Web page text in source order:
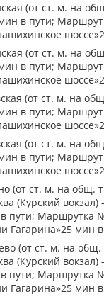
(от ст. м. на
в пути;
(от ст. м. на
в пути;
(от ст. м. на
в пути;
(от ст. м. на
в пути;
(от ст. м. на общ.
(Курский вокзал)
пути; Маршрутка
Гагарина»25 мин в
(от ст. м. на общ.
(Курский вокзал)
пути; Маршрутка
Гагарина»25 мин в